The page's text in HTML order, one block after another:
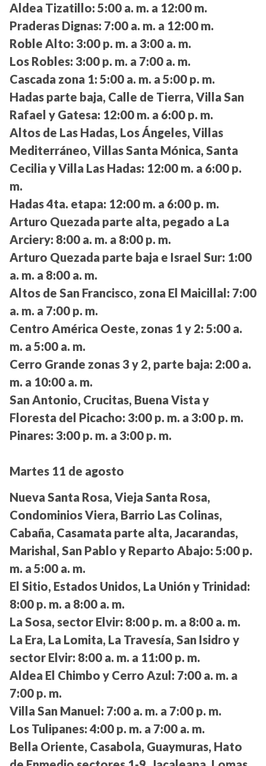
Aldea Tizatillo: 5:00 a. m. a 12:00 m.
Praderas Dignas: 7:00 a. m. a 12:00 m.
Roble Alto: 3:00 p. m. a 3:00 a. m.
Los Robles: 3:00 p. m. a 7:00 a. m.
Cascada zona 1: 5:00 a. m. a 5:00 p. m.
Hadas parte baja, Calle de Tierra, Villa San
Rafael y Gatesa: 12:00 m. a 6:00 p. m.
Altos de Las Hadas, Los Ángeles, Villas
Mediterráneo, Villas Santa Mónica, Santa
Cecilia y Villa Las Hadas: 12:00 m. a 6:00 p.
m.
Hadas 4ta. etapa: 12:00 m. a 6:00 p. m.
Arturo Quezada parte alta, pegado a La
Arciery: 8:00 a. m. a 8:00 p. m.
Arturo Quezada parte baja e Israel Sur: 1:00
a. m. a 8:00 a. m.
Altos de San Francisco, zona El Maicillal: 7:00
a. m. a 7:00 p. m.
Centro América Oeste, zonas 1 y 2: 5:00 a.
m. a 5:00 a. m.
Cerro Grande zonas 3 y 2, parte baja: 2:00 a.
m. a 10:00 a. m.
San Antonio, Crucitas, Buena Vista y
Floresta del Picacho: 3:00 p. m. a 3:00 p. m.
Pinares: 3:00 p. m. a 3:00 p. m.
Martes 11 de agosto
Nueva Santa Rosa, Vieja Santa Rosa,
Condominios Viera, Barrio Las Colinas,
Cabaña, Casamata parte alta, Jacarandas,
Marishal, San Pablo y Reparto Abajo: 5:00 p.
m. a 5:00 a. m.
El Sitio, Estados Unidos, La Unión y Trinidad:
8:00 p. m. a 8:00 a. m.
La Sosa, sector Elvir: 8:00 p. m. a 8:00 a. m.
La Era, La Lomita, La Travesía, San Isidro y
sector Elvir: 8:00 a. m. a 11:00 p. m.
Aldea El Chimbo y Cerro Azul: 7:00 a. m. a
7:00 p. m.
Villa San Manuel: 7:00 a. m. a 7:00 p. m.
Los Tulipanes: 4:00 p. m. a 7:00 a. m.
Bella Oriente, Casabola, Guaymuras, Hato